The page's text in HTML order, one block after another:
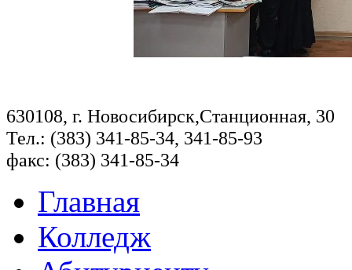
630108, г. Новосибирск,Станционная, 30
Тел.: (383) 341-85-34, 341-85-93
факс: (383) 341-85-34
Главная
Колледж